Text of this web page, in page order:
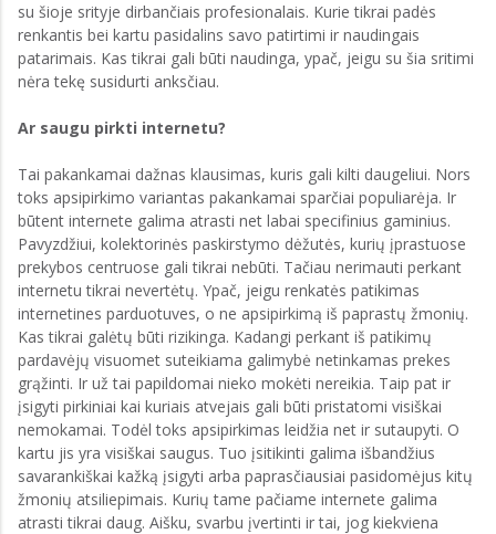
su šioje srityje dirbančiais profesionalais. Kurie tikrai padės
renkantis bei kartu pasidalins savo patirtimi ir naudingais
patarimais. Kas tikrai gali būti naudinga, ypač, jeigu su šia sritimi
nėra tekę susidurti anksčiau.
Ar saugu pirkti internetu?
Tai pakankamai dažnas klausimas, kuris gali kilti daugeliui. Nors
toks apsipirkimo variantas pakankamai sparčiai populiarėja. Ir
būtent internete galima atrasti net labai specifinius gaminius.
Pavyzdžiui, kolektorinės paskirstymo dėžutės, kurių įprastuose
prekybos centruose gali tikrai nebūti. Tačiau nerimauti perkant
internetu tikrai nevertėtų. Ypač, jeigu renkatės patikimas
internetines parduotuves, o ne apsipirkimą iš paprastų žmonių.
Kas tikrai galėtų būti rizikinga. Kadangi perkant iš patikimų
pardavėjų visuomet suteikiama galimybė netinkamas prekes
grąžinti. Ir už tai papildomai nieko mokėti nereikia. Taip pat ir
įsigyti pirkiniai kai kuriais atvejais gali būti pristatomi visiškai
nemokamai. Todėl toks apsipirkimas leidžia net ir sutaupyti. O
kartu jis yra visiškai saugus. Tuo įsitikinti galima išbandžius
savarankiškai kažką įsigyti arba paprasčiausiai pasidomėjus kitų
žmonių atsiliepimais. Kurių tame pačiame internete galima
atrasti tikrai daug. Aišku, svarbu įvertinti ir tai, jog kiekviena